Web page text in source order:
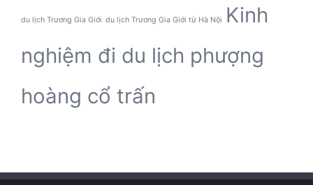
du lịch Trương Gia Giới du lịch Trương Gia Giới từ Hà Nội
Kinh
nghiệm đi du lịch phượng
hoàng cổ trấn